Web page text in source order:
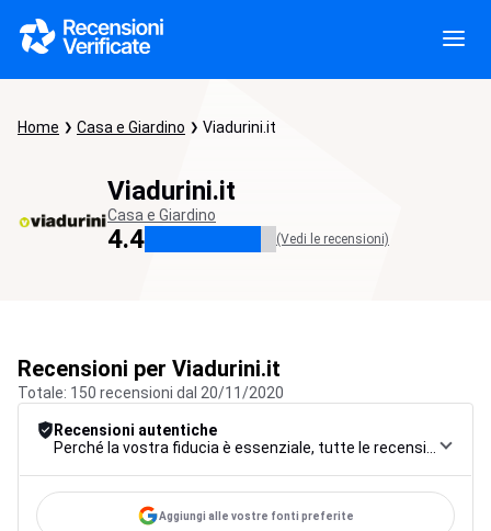
Home Casa e Giardino Viadurini.it
Viadurini.it
Casa e Giardino
4.4 (Vedi le recensioni)
Recensioni per Viadurini.it
Totale: 150 recensioni dal 20/11/2020
Recensioni autentiche
Aggiungi alle vostre fonti preferite